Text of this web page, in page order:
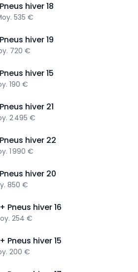
hiver18
535 €
hiver19
720 €
hiver15
190 €
hiver 21
2 495 €
hiver 22
1 990 €
hiver 20
850 €
Pneus hiver16
254 €
Pneus hiver15
200 €